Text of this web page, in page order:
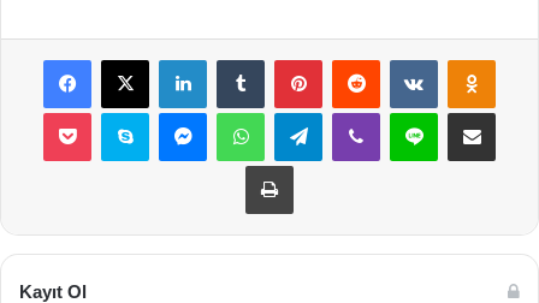
Facebook
X LinkedInTumblr PinterestReddit VKontakte
Pocket Skype MessengerWhatsAppTelegramViber Line E-Posta ile
Yazdır
Kayıt Ol